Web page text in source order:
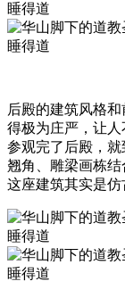
后殿的建筑风格
得极为庄严，让人
参观完了后殿，
翘角、雕梁画栋
这座建筑其实是仿